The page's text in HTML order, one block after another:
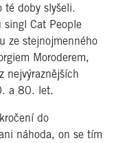
té doby slyšeli.
Cat People
ze stejnojmenného
Moroderem,
nejvýraznějších
a 80. let.
do
náhoda, on se tím